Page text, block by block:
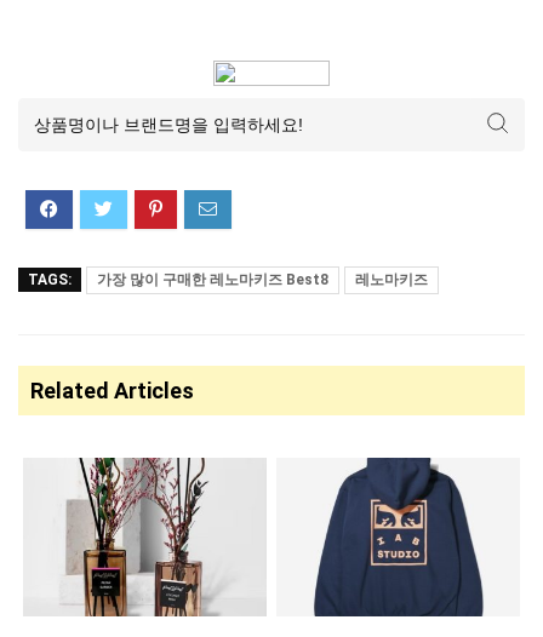
TAGS: 가장 많이 구매한 레노마키즈 Best8 레노마키즈
Related Articles